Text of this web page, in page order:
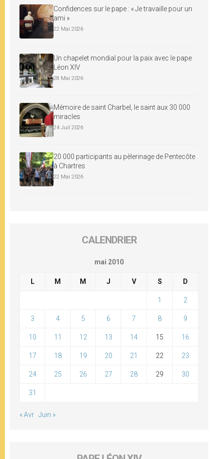
Confidences sur le pape : « Je travaille pour un
ami »
22 Mai 2026
Un chapelet mondial pour la paix avec le pape
Léon XIV
28 Mai 2026
Mémoire de saint Charbel, le saint aux 30 000
miracles
24 Juil 2026
20 000 participants au pèlerinage de Pentecôte
à Chartres
22 Mai 2026
CALENDRIER
mai 2010
L M M J V S D
1 2
3 4 5 6 7 8 9
10 11 12 13 14 15 16
17 18 19 20 21 22 23
24 25 26 27 28 29 30
31
« Avr Juin »